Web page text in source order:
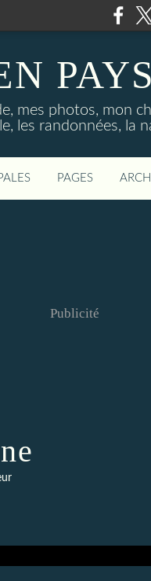
mes photos, mon
les randonnées, la
PAGES
Publicité